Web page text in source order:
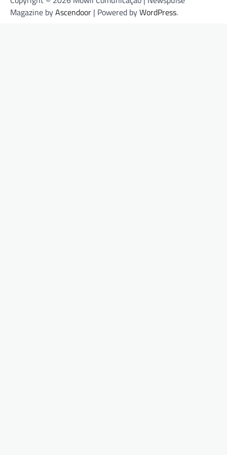
Magazine byAscendoor | Powered byWordPress.